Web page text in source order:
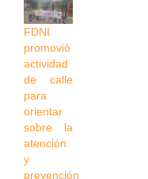
FDNI
promovió
actividad
de calle
para
orientar
sobre la
atención
y
prevención